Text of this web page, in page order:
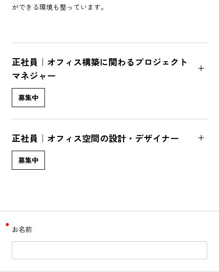
ができる環境も整っています。
正社員｜オフィス構築に関わるプロジェクト
マネジャー
add
募集中
正社員｜オフィス空間の設計・デザイナー add
募集中
お名前